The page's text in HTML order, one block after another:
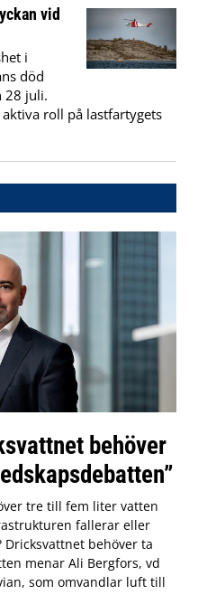
vid
i
död
28 juli.
roll på lastfartygets
behöver
tre till fem liter vatten
fallerar eller
behöver ta
menar Ali Bergfors, vd
som omvandlar luft till